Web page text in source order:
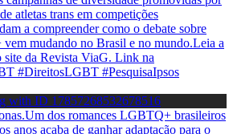
with ID 17857268532678516